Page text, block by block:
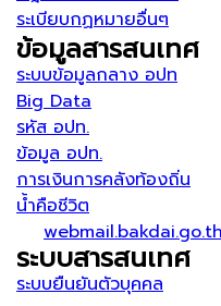
ระเบียบกฏหมายอื่นๆ
ข้อมูลสารสนเทศ
ระบบข้อมูลกลาง อปท
Big Data
รหัส อปท.
ข้อมูล อปท.
การเงินการคลังท้องถิ่น
น้ำคือชีวิต
ระบบสารสนเทศ
ระบบยืนยันตัวบุคคล